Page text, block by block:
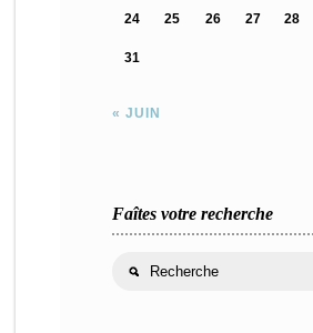
« JUIN
24 25 26 27 28
31
Faîtes votre recherche